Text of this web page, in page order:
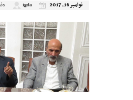
نوامبر 16, 2017 igda